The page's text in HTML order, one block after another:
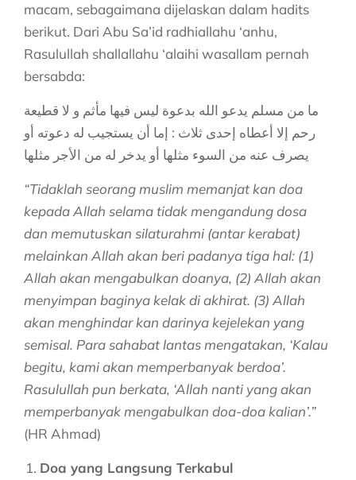
macam, sebagaimana dijelaskan dalam hadits
berikut. Dari Abu Sa’id radhiallahu ‘anhu,
Rasulullah shallallahu ‘alaihi wasallam pernah
bersabda:
ما من مسلم يدعو الله بدعوة ليس فيها مأثم و لا قطيعة
رحم إلا أعطاه إحدى ثلاث : إما أن يستجيب له دعوته أو
يصرف عنه من السوء مثلها أو يدخر له من الأجر مثلها
“Tidaklah seorang muslim memanjat kan doa
kepada Allah selama tidak mengandung dosa
dan memutuskan silaturahmi (antar kerabat)
melainkan Allah akan beri padanya tiga hal: (1)
Allah akan mengabulkan doanya, (2) Allah akan
menyimpan baginya kelak di akhirat. (3) Allah
akan menghindar kan darinya kejelekan yang
semisal. Para sahabat lantas mengatakan, ‘Kalau
begitu, kami akan memperbanyak berdoa’.
Rasulullah pun berkata, ‘Allah nanti yang akan
memperbanyak mengabulkan doa-doa kalian’.”
(HR Ahmad)
Doa yang Langsung Terkabul